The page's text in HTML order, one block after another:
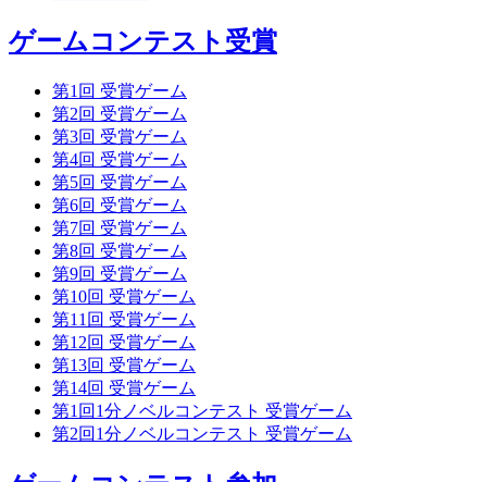
ゲームコンテスト受賞
第1回 受賞ゲーム
第2回 受賞ゲーム
第3回 受賞ゲーム
第4回 受賞ゲーム
第5回 受賞ゲーム
第6回 受賞ゲーム
第7回 受賞ゲーム
第8回 受賞ゲーム
第9回 受賞ゲーム
第10回 受賞ゲーム
第11回 受賞ゲーム
第12回 受賞ゲーム
第13回 受賞ゲーム
第14回 受賞ゲーム
第1回1分ノベルコンテスト 受賞ゲーム
第2回1分ノベルコンテスト 受賞ゲーム